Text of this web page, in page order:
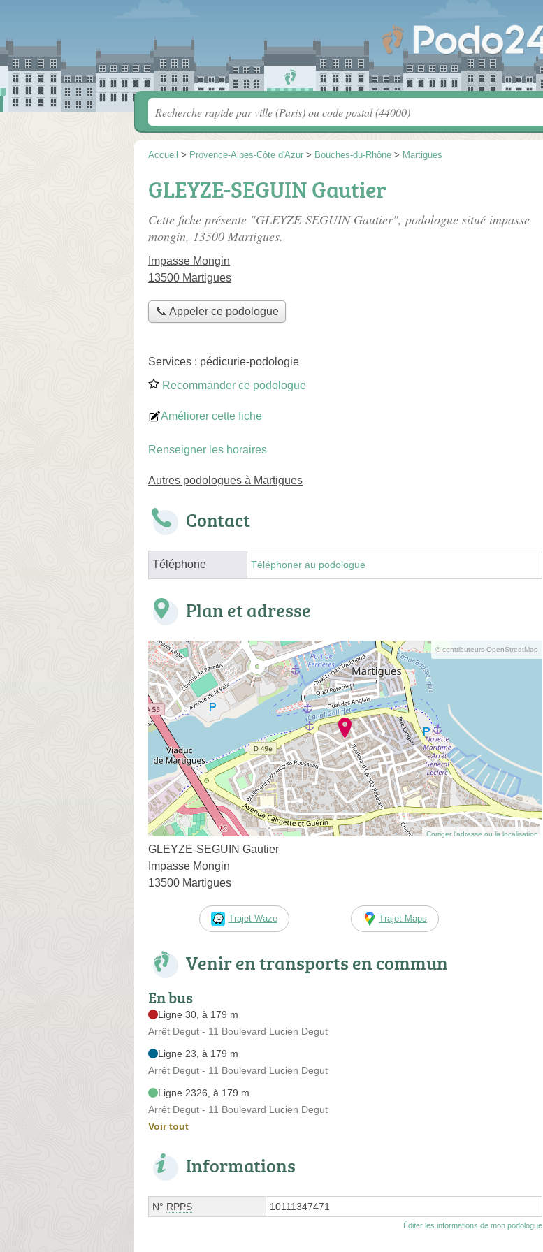
Accueil > Provence-Alpes-Côte d'Azur > Bouches-du-Rhône > Martigues
GLEYZE-SEGUIN Gautier
Cette fiche présente "GLEYZE-SEGUIN Gautier", podologue situé impasse
mongin, 13500 Martigues.
Impasse Mongin
13500 Martigues
📞 Appeler ce podologue
Services : pédicurie-podologie
Recommander ce podologue
Améliorer cette fiche
Renseigner les horaires
Autres podologues à Martigues
Contact
Téléphone Téléphoner au podologue
Plan et adresse
© contributeurs OpenStreetMap
Corriger l’adresse ou la localisation
GLEYZE-SEGUIN Gautier
Impasse Mongin
13500 Martigues
Trajet Waze Trajet Maps
Venir en transports en commun
En bus
Ligne 30, à 179 m
Arrêt Degut - 11 Boulevard Lucien Degut
Ligne 23, à 179 m
Arrêt Degut - 11 Boulevard Lucien Degut
Ligne 2326, à 179 m
Arrêt Degut - 11 Boulevard Lucien Degut
Voir tout
Informations
N° RPPS 10111347471
Éditer les informations de mon podologue